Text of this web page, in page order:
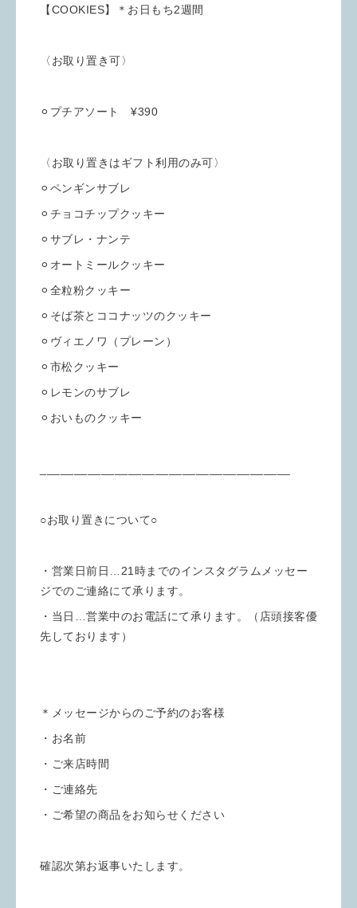
【COOKIES】＊お日もち2週間
〈お取り置き可〉
⚪︎プチアソート ¥390
〈お取り置きはギフト利用のみ可〉
⚪︎ペンギンサブレ
⚪︎チョコチップクッキー
⚪︎サブレ・ナンテ
⚪︎オートミールクッキー
⚪︎全粒粉クッキー
⚪︎そば茶とココナッツのクッキー
⚪︎ヴィエノワ（プレーン）
⚪︎市松クッキー
⚪︎レモンのサブレ
⚪︎おいものクッキー
○お取り置きについて○
・営業日前日…21時までのインスタグラムメッセー
ジでのご連絡にて承ります。
・当日…営業中のお電話にて承ります。（店頭接客優
先しております）
＊メッセージからのご予約のお客様
・お名前
・ご来店時間
・ご連絡先
・ご希望の商品をお知らせください
確認次第お返事いたします。